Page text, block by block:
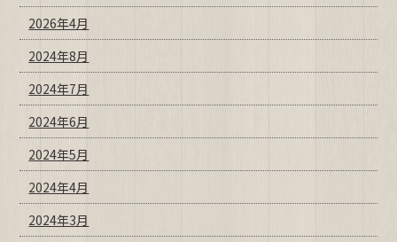
2026年4月
2024年8月
2024年7月
2024年6月
2024年5月
2024年4月
2024年3月